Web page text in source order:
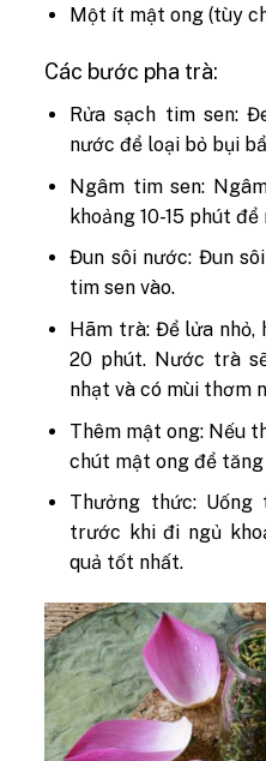
Một ít mật ong (tùy
Các bước pha trà:
Rửa sạch tim sen:
nước để loại bỏ bụi
Ngâm tim sen:
khoảng 10-15 phút để
Đun sôi nước: Đun
tim sen vào.
Hãm trà: Để lửa nhỏ,
20 phút. Nước trà
nhạt và có mùi thơm
Thêm mật ong: Nếu
chút mật ong để
Thưởng thức:
trước khi đi ngủ
quả tốt nhất.